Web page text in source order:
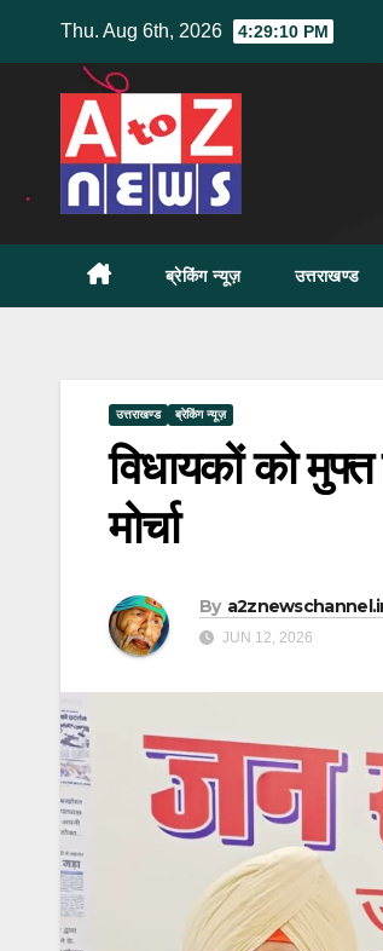
content
Thu. Aug 6th, 2026 4:29:11 PM
ब्रेकिंग न्यूज़ उत्तराखण्ड
उत्तराखण्ड ब्रेकिंग न्यूज़
विधायकों को मुफ्त
मोर्चा
By
JUN 12, 2026